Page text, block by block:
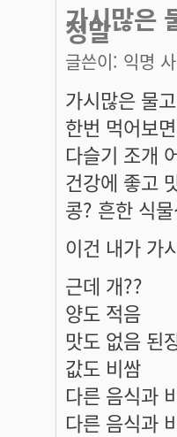
가시많은
정말
글쓴이: 익명
가시많은 물
한번 먹어보
다슬기 조개
건강에 좋고
콩? 흔한 식
이건 내가 가
근데 개??
양도 적음
맛도 없음 된
값도 비쌈
다른 음식과
다른 음식과